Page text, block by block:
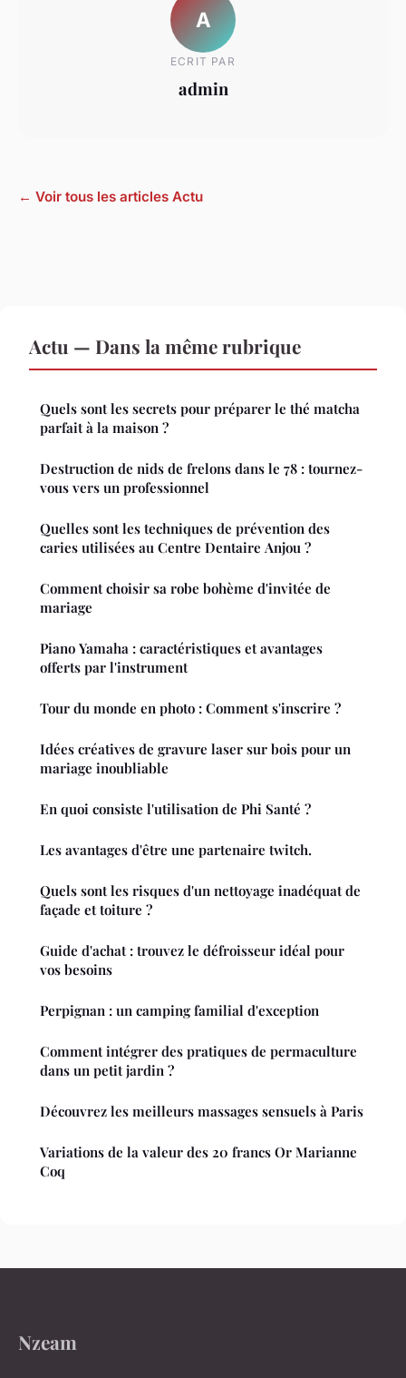
A
ECRIT PAR
admin
← Voir tous les articles Actu
Actu — Dans la même rubrique
Quels sont les secrets pour préparer le thé matcha
parfait à la maison ?
Destruction de nids de frelons dans le 78 : tournez-
vous vers un professionnel
Quelles sont les techniques de prévention des
caries utilisées au Centre Dentaire Anjou ?
Comment choisir sa robe bohème d'invitée de
mariage
Piano Yamaha : caractéristiques et avantages
offerts par l'instrument
Tour du monde en photo : Comment s'inscrire ?
Idées créatives de gravure laser sur bois pour un
mariage inoubliable
En quoi consiste l'utilisation de Phi Santé ?
Les avantages d'être une partenaire twitch.
Quels sont les risques d'un nettoyage inadéquat de
façade et toiture ?
Guide d'achat : trouvez le défroisseur idéal pour
vos besoins
Perpignan : un camping familial d'exception
Comment intégrer des pratiques de permaculture
dans un petit jardin ?
Découvrez les meilleurs massages sensuels à Paris
Variations de la valeur des 20 francs Or Marianne
Coq
Nzeam